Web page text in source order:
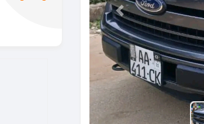
Previous